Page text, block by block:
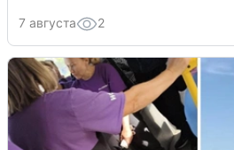
7 августа 2